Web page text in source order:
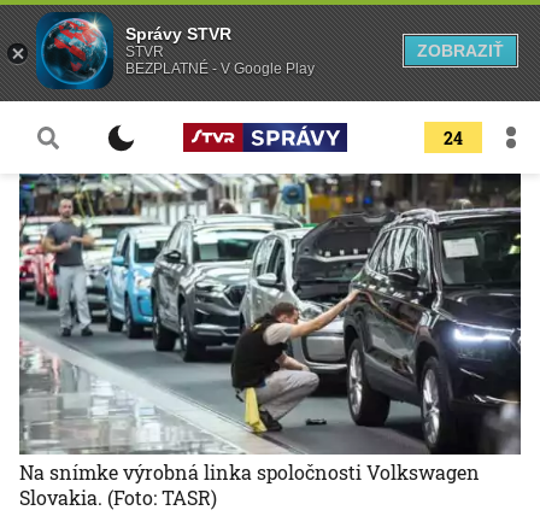
24
Na snímke výrobná linka spoločnosti Volkswagen
Slovakia. (Foto: TASR)
Správy STVR
STVR
BEZPLATNÉ - V Google Play
ZOBRAZIŤ